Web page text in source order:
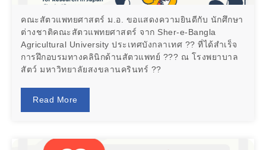
คณะสัตวแพทยศาสตร์ ม.อ. ขอแสดงความยินดีกับ นักศึกษา
ต่างชาติคณะสัตวแพทยศาสตร์ จาก Sher-e-Bangla
Agricultural University ประเทศบังกลาเทศ ?? ที่ได้สำเร็จ
การฝึกอบรมทางคลินิกด้านสัตวแพทย์ ??? ณ โรงพยาบาล
สัตว์ มหาวิทยาลัยสงขลานครินทร์ ??
Read More